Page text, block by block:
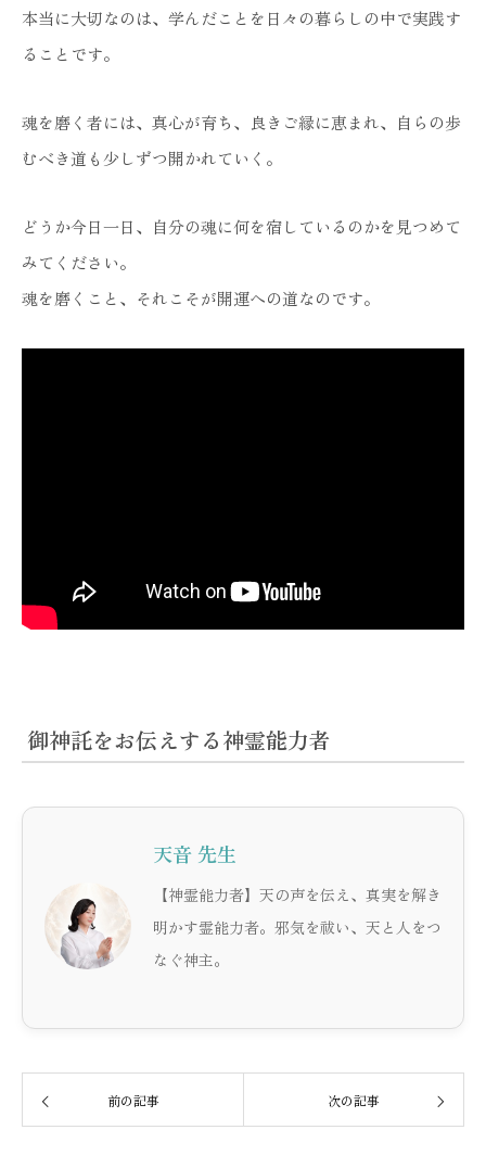
本当に大切なのは、学んだことを日々の暮らしの中で実践す
ることです。
魂を磨く者には、真心が育ち、良きご縁に恵まれ、自らの歩
むべき道も少しずつ開かれていく。
どうか今日一日、自分の魂に何を宿しているのかを見つめて
みてください。
魂を磨くこと、それこそが開運への道なのです。
御神託をお伝えする神霊能力者
天音 先生
【神霊能力者】天の声を伝え、真実を解き
明かす霊能力者。邪気を祓い、天と人をつ
なぐ神主。
前の記事 次の記事